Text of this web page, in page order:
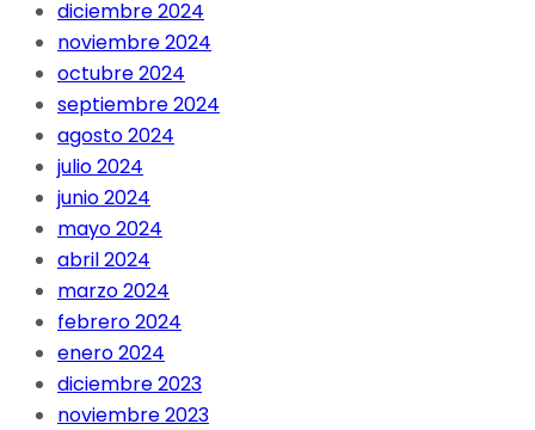
diciembre 2024
noviembre 2024
octubre 2024
septiembre 2024
agosto 2024
julio 2024
junio 2024
mayo 2024
abril 2024
marzo 2024
febrero 2024
enero 2024
diciembre 2023
noviembre 2023